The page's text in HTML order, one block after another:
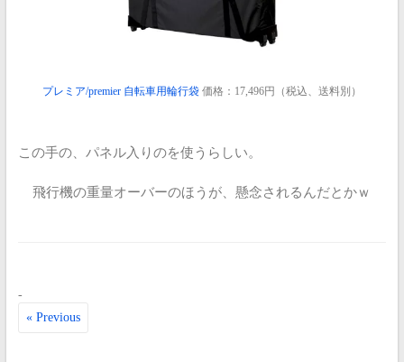
プレミア/premier 自転車用輪行袋価格：17,496円（税込、送料別）
この手の、パネル入りのを使うらしい。
飛行機の重量オーバーのほうが、懸念されるんだとかｗ
-
« Previous